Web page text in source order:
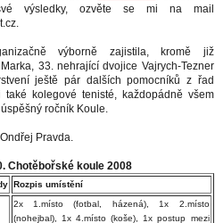
výsledky, ozvěte se mi na mail
výborně zajistila, kromě již
33. nehrající dvojice Vajrych-Tezner
ještě pár dalších pomocníků z řad
také kolegové tenisté, každopádně všem
ročník Koule.
Pravda.
Chotěbořské koule 2008
Rozpis umístění
2x 1.místo (fotbal, házená), 1x 2.místo
(nohejbal), 1x 4.místo (koše), 1x postup mezi